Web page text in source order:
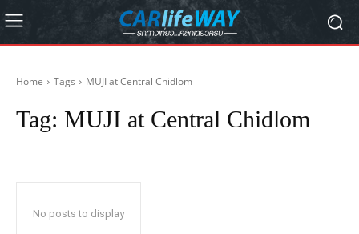
Home Tags MUJI at Central Chidlom
Tag: MUJI at Central Chidlom
No posts to display